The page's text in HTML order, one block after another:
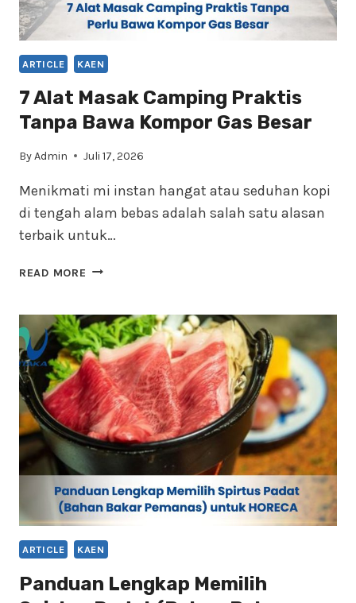
ARTICLE KAEN
7 Alat Masak Camping Praktis
Tanpa Bawa Kompor Gas Besar
ByAdmin Juli 17, 2026
Menikmati mi instan hangat atau seduhan kopi
di tengah alam bebas adalah salah satu alasan
terbaik untuk…
READ MORE 7
CAMPING
PRAKTIS
TANPA
BAWA
KOMPOR
GAS
BESAR
ARTICLE KAEN
Panduan Lengkap Memilih